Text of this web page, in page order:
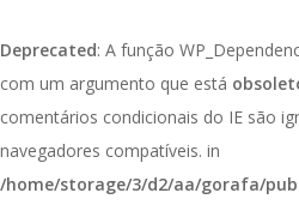
Deprecated: A função
com um argumento que está
comentários condicionais do IE são
navegadores compatíveis. in
/home/storage/3/d2/aa/gorafa/